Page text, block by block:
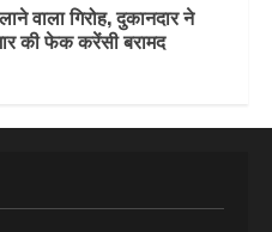
वाला गिरोह, दुकानदार ने
की फेक करेंसी बरामद